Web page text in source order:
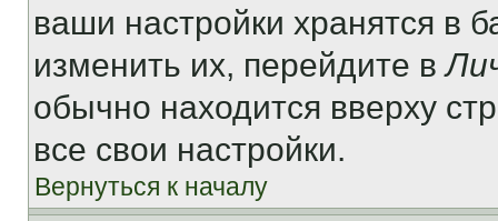
ваши настройки хранятся в
изменить их, перейдите в
обычно находится вверху
все свои настройки.
Вернуться к началу